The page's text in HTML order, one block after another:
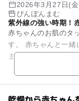
2026年3月27日(
ぴんぽんまむ
紫外線の強い時期！
赤ちゃんのお肌のタ
す。 赤ちゃんと一緒に外に出る際、UVケアについて悩んでい
ませんか？？ やった